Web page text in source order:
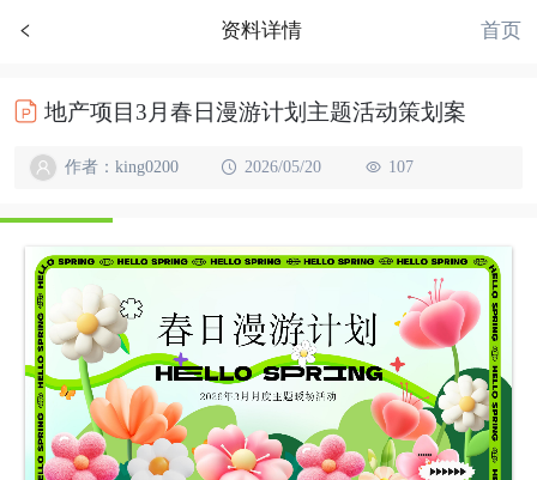
资料详情 首页
地产项目3月春日漫游计划主题活动策划案
作者：king0200 2026/05/20 107